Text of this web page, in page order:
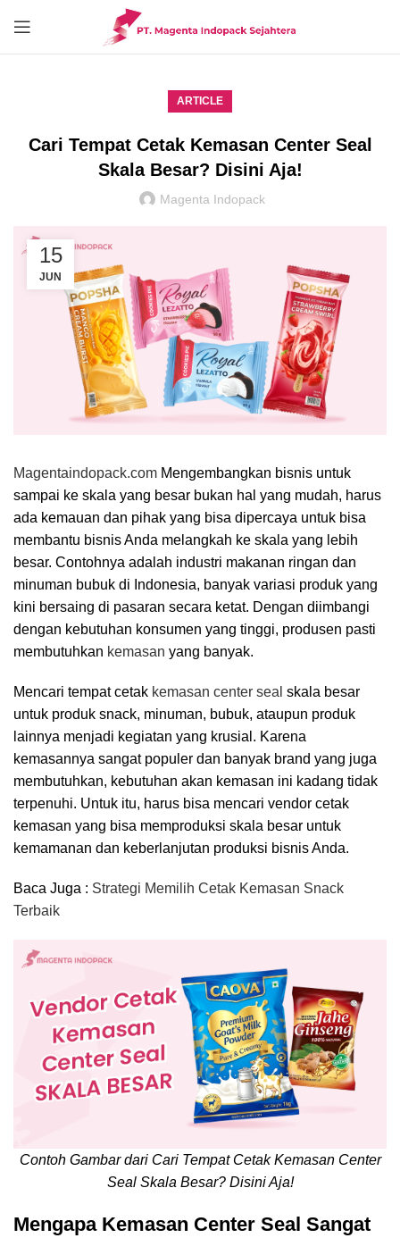
ARTICLE
Cari Tempat Cetak Kemasan Center Seal
Skala Besar? Disini Aja!
Magenta Indopack
15
JUN
Magentaindopack.com Mengembangkan bisnis untuk
sampai ke skala yang besar bukan hal yang mudah, harus
ada kemauan dan pihak yang bisa dipercaya untuk bisa
membantu bisnis Anda melangkah ke skala yang lebih
besar. Contohnya adalah industri makanan ringan dan
minuman bubuk di Indonesia, banyak variasi produk yang
kini bersaing di pasaran secara ketat. Dengan diimbangi
dengan kebutuhan konsumen yang tinggi, produsen pasti
membutuhkan kemasan yang banyak.
Mencari tempat cetak kemasan center seal skala besar
untuk produk snack, minuman, bubuk, ataupun produk
lainnya menjadi kegiatan yang krusial. Karena
kemasannya sangat populer dan banyak brand yang juga
membutuhkan, kebutuhan akan kemasan ini kadang tidak
terpenuhi. Untuk itu, harus bisa mencari vendor cetak
kemasan yang bisa memproduksi skala besar untuk
kemamanan dan keberlanjutan produksi bisnis Anda.
Baca Juga : Strategi Memilih Cetak Kemasan Snack
Terbaik
Contoh Gambar dari Cari Tempat Cetak Kemasan Center
Seal Skala Besar? Disini Aja!
Mengapa Kemasan Center Seal Sangat